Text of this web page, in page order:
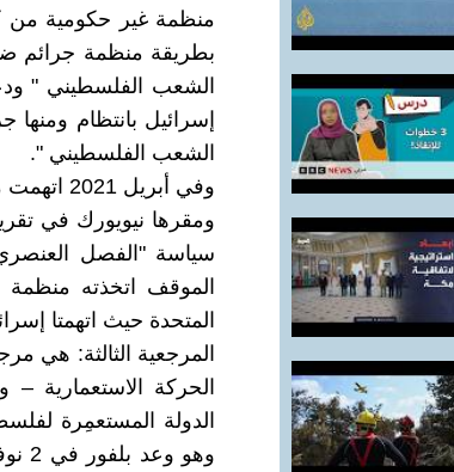
منظمة غير حكومية من
بطريقة منظمة جرائم ضد
الشعب الفلسطيني "
إسرائيل بانتظام
الشعب الفلسطيني ".
وفي
ومقرها نيويورك في
سياسة "الفصل
الموقف اتخذته
المتحدة حيث اتهمتا
المرجعية الثالثة: هي
الحركة الاستعمارية
الدولة المستعمِرة